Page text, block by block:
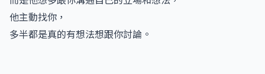
他主動找你，
多半都是真的有想法想跟你討論。